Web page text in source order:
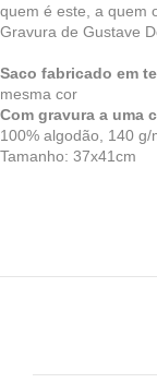
quem é este, a quem
Gravura de Gustave
Saco fabricado em
mesma cor
Com gravura a uma
100% algodão, 140 g/
Tamanho: 37x41cm